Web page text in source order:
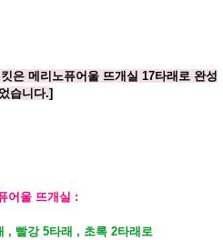
은 메리노퓨어울 뜨개실 17타래로 완성
습니다.]
어울 뜨개실 :
, 빨강 5타래 , 초록 2타래로